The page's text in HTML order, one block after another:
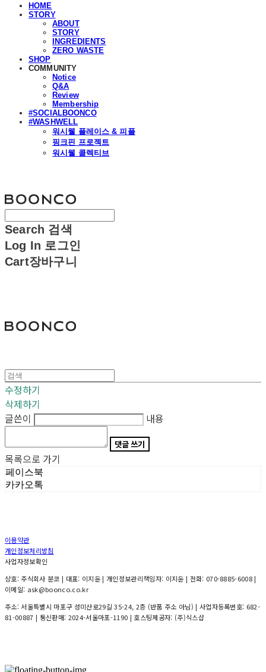
HOME
STORY
ABOUT
STORY
INGREDIENTS
ZERO WASTE
SHOP
COMMUNITY
Notice
Q&A
Review
Membership
#SOCIALBOONCO
#WASHWELL
워시웰 플레이스 & 피플
핑크핀 프로젝트
워시웰 콜렉티브
Search 검색
Log In 로그인
Cart장바구니
수정하기
삭제하기
글쓴이
내용
댓글 쓰기
목록으로 가기
페이스북
카카오톡
이용약관
개인정보처리방침
사업자정보확인
상호: 주식회사 분코 | 대표: 이지윤 | 개인정보관리책임자: 이지윤 | 전화: 070-8885-6008 |
이메일: ask@boonco.co.kr
주소: 서울특별시 마포구 성미산로29길 35-24, 2층 (반품 주소 아님) | 사업자등록번호: 682-
81-00887 | 통신판매: 2024-서울마포-1190 | 호스팅제공자: (주)식스샵